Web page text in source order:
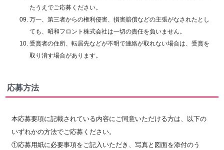
たうえでご応募ください。
万一、第三者からの権利侵害、損害賠償などの主張がなされたとし
ても、昭和フロント株式会社は一切の責任を負いません。
受賞者の住所、転居先などが不明で連絡が取れない場合は、受賞を
取り消す場合があります。
応募方法
本応募要項に記載されている内容にご同意いただける方は、以下の
いずれかの方法でご応募ください。
①応募用紙に必要事項をご記入いただき、写真と図面を添付のう